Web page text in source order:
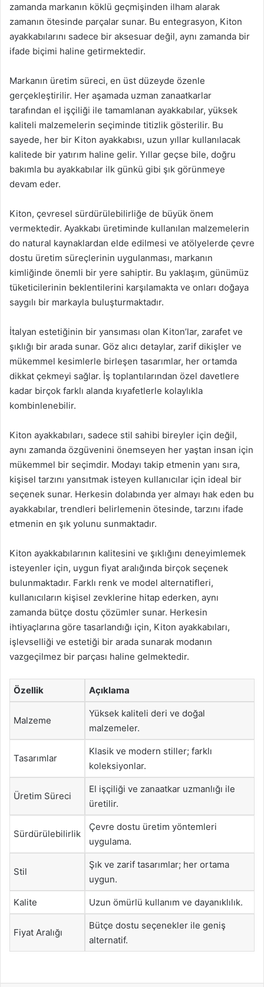
zamanda markanın köklü geçmişinden ilham alarak
zamanın ötesinde parçalar sunar. Bu entegrasyon, Kiton
ayakkabılarını sadece bir aksesuar değil, aynı zamanda bir
ifade biçimi haline getirmektedir.
Markanın üretim süreci, en üst düzeyde özenle
gerçekleştirilir. Her aşamada uzman zanaatkarlar
tarafından el işçiliği ile tamamlanan ayakkabılar, yüksek
kaliteli malzemelerin seçiminde titizlik gösterilir. Bu
sayede, her bir Kiton ayakkabısı, uzun yıllar kullanılacak
kalitede bir yatırım haline gelir. Yıllar geçse bile, doğru
bakımla bu ayakkabılar ilk günkü gibi şık görünmeye
devam eder.
Kiton, çevresel sürdürülebilirliğe de büyük önem
vermektedir. Ayakkabı üretiminde kullanılan malzemelerin
do natural kaynaklardan elde edilmesi ve atölyelerde çevre
dostu üretim süreçlerinin uygulanması, markanın
kimliğinde önemli bir yere sahiptir. Bu yaklaşım, günümüz
tüketicilerinin beklentilerini karşılamakta ve onları doğaya
saygılı bir markayla buluşturmaktadır.
İtalyan estetiğinin bir yansıması olan Kiton’lar, zarafet ve
şıklığı bir arada sunar. Göz alıcı detaylar, zarif dikişler ve
mükemmel kesimlerle birleşen tasarımlar, her ortamda
dikkat çekmeyi sağlar. İş toplantılarından özel davetlere
kadar birçok farklı alanda kıyafetlerle kolaylıkla
kombinlenebilir.
Kiton ayakkabıları, sadece stil sahibi bireyler için değil,
aynı zamanda özgüvenini önemseyen her yaştan insan için
mükemmel bir seçimdir. Modayı takip etmenin yanı sıra,
kişisel tarzını yansıtmak isteyen kullanıcılar için ideal bir
seçenek sunar. Herkesin dolabında yer almayı hak eden bu
ayakkabılar, trendleri belirlemenin ötesinde, tarzını ifade
etmenin en şık yolunu sunmaktadır.
Kiton ayakkabılarının kalitesini ve şıklığını deneyimlemek
isteyenler için, uygun fiyat aralığında birçok seçenek
bulunmaktadır. Farklı renk ve model alternatifleri,
kullanıcıların kişisel zevklerine hitap ederken, aynı
zamanda bütçe dostu çözümler sunar. Herkesin
ihtiyaçlarına göre tasarlandığı için, Kiton ayakkabıları,
işlevselliği ve estetiği bir arada sunarak modanın
vazgeçilmez bir parçası haline gelmektedir.
Özellik Açıklama
Malzeme
Yüksek kaliteli deri ve doğal
malzemeler.
Tasarımlar
Klasik ve modern stiller; farklı
koleksiyonlar.
Üretim Süreci
El işçiliği ve zanaatkar uzmanlığı ile
üretilir.
Sürdürülebilirlik
Çevre dostu üretim yöntemleri
uygulama.
Stil
Şık ve zarif tasarımlar; her ortama
uygun.
Kalite Uzun ömürlü kullanım ve dayanıklılık.
Fiyat Aralığı
Bütçe dostu seçenekler ile geniş
alternatif.